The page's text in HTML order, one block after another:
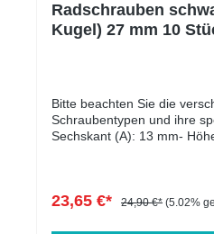
Radschrauben
Kugel) 27 mm 10
Bitte beachten Sie die
Schraubentypen und ihre
Sechskant (A): 13 mm-
23,65 €* 24,90 €* (5.02%